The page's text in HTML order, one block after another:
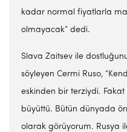
kadar normal fiyatlarla
olmayacak” dedi.
Slava Zaitsev ile
söyleyen Cermi Ruso,
eskinden bir terziydi.
büyüttü. Bütün dünyada
olarak görüyorum. Rusya